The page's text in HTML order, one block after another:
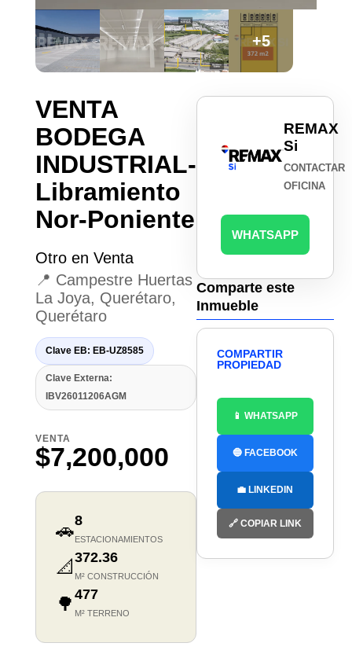
+5
VENTA
BODEGA
INDUSTRIAL-
Libramiento
Nor-Poniente
Otro en Venta
📍 Campestre Huertas
La Joya, Querétaro,
Querétaro
Clave EB: EB-UZ8585
Clave Externa:
IBV26011206AGM
VENTA
$7,200,000
🚗8
ESTACIONAMIENTOS
📐 372.36
M² CONSTRUCCIÓN
🌳 477
M² TERRENO
REMAX
Si
CONTACTAR
OFICINA
WHATSAPP
Comparte este
Inmueble
COMPARTIR
PROPIEDAD
📱 WHATSAPP
🔵 FACEBOOK
💼 LINKEDIN
🔗 COPIAR LINK